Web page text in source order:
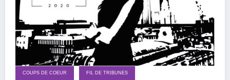
COUPS DE COEUR FIL DE TRIBUNES